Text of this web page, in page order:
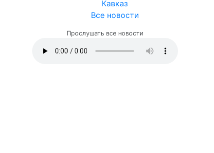
Кавказ
Все новости
Прослушать все новости